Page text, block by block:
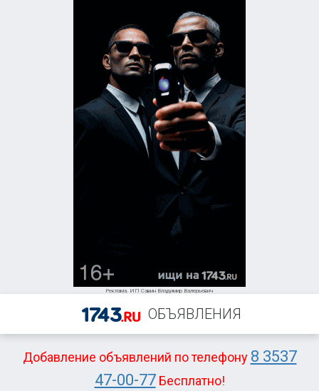
Реклама. ИП Савин Владимир Валерьевич
ОБЪЯВЛЕНИЯ
Добавление объявлений по телефону 8 3537
47-00-77Бесплатно!